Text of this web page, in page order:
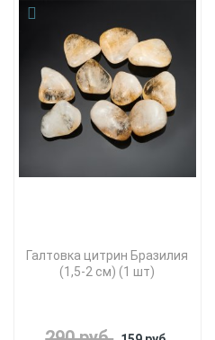
Галтовка цитрин Бразилия
(1,5-2 см) (1 шт)